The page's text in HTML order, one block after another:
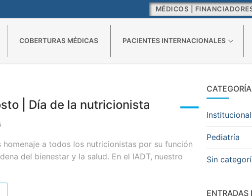
MÉDICOS |
COBERTURAS MÉDICAS PACIENTES INTERNACIONALES
| Día de la nutricionista
homenaje a todos los nutricionistas por su función
del bienestar y la salud. En el IADT, nuestro
Institucional
Pediatría
Sin
ENTRADAS